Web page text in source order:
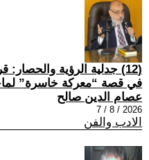
(12) جدلية الرؤية
في قصة “معركة خاسرة”
عصام الدين صالح
2026 / 8 / 7
الادب والفن